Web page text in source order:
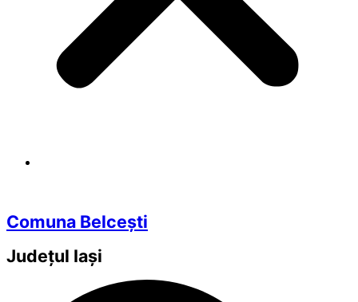
Comuna Belcești
Județul Iași